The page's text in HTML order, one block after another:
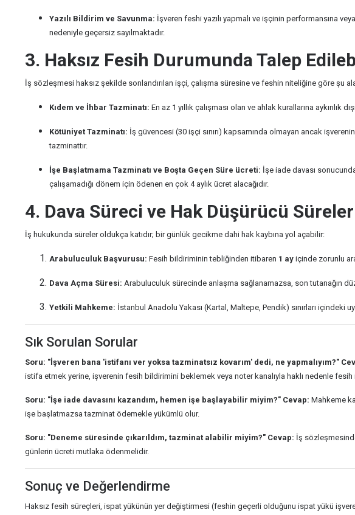
Yazılı Bildirim ve Savunma: İşveren feshi yazılı yapmalı ve işçinin performansına
nedeniyle geçersiz sayılmaktadır.
3. Haksız Fesih Durumunda Talep
İş sözleşmesi haksız şekilde sonlandırılan işçi, çalışma süresine ve feshin niteliğine göre şu
Kıdem ve İhbar Tazminatı: En az 1 yıllık çalışması olan ve ahlak kurallarına aykırılık
Kötüniyet Tazminatı: İş güvencesi (30 işçi sınırı) kapsamında olmayan ancak
tazminattır.
İşe Başlatmama Tazminatı ve Boşta Geçen Süre ücreti: İşe iade davası
çalışamadığı dönem için ödenen en çok 4 aylık ücret alacağıdır.
4. Dava Süreci ve Hak Düşürücü Süreler
İş hukukunda süreler oldukça katıdır; bir günlük gecikme dahi hak kaybına yol açabilir:
Arabuluculuk Başvurusu: Fesih bildiriminin tebliğinden itibaren 1 ay içinde zorunlu
Dava Açma Süresi: Arabuluculuk sürecinde anlaşma sağlanamazsa, son tutanağın
Yetkili Mahkeme: İstanbul Anadolu Yakası (Kartal, Maltepe, Pendik) sınırları içindeki
Sık Sorulan Sorular
Soru: "İşveren bana 'istifanı ver yoksa tazminatsız kovarım' dedi, ne yapmalıyım?"
istifa etmek yerine, işverenin fesih bildirimini beklemek veya noter kanalıyla haklı nedenle
Soru: "İşe iade davasını kazandım, hemen işe başlayabilir miyim?" Cevap: Mahkeme
işe başlatmazsa tazminat ödemekle yükümlü olur.
Soru: "Deneme süresinde çıkarıldım, tazminat alabilir miyim?" Cevap: İş
günlerin ücreti mutlaka ödenmelidir.
Sonuç ve Değerlendirme
Haksız fesih süreçleri, ispat yükünün yer değiştirmesi (feshin geçerli olduğunu ispat yükü